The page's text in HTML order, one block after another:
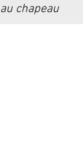
chapeau